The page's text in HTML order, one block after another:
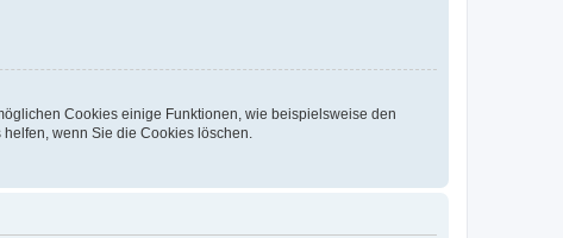
Cookies einige Funktionen, wie beispielsweise den
wenn Sie die Cookies löschen.